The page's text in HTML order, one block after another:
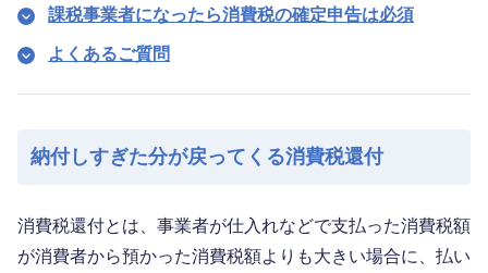
課税事業者になったら消費税の確定申告は必須
よくあるご質問
納付しすぎた分が戻ってくる消費税還付
消費税還付とは、事業者が仕入れなどで支払った消費税額
が消費者から預かった消費税額よりも大きい場合に、払い